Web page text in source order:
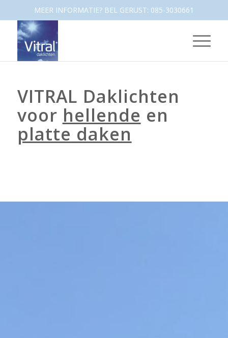
MEER INFORMATIE? BEL GERUST: 085-3030661
VITRAL Daklichten
voor hellende en
platte daken